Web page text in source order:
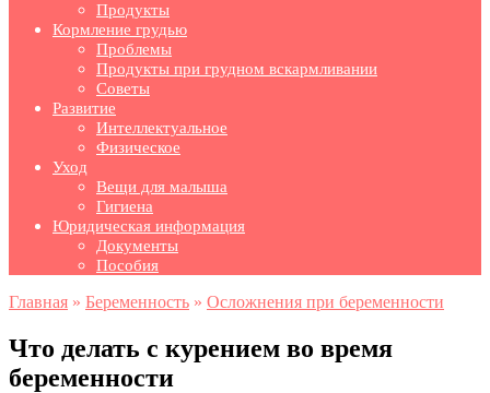
Продукты
Кормление грудью
Проблемы
Продукты при грудном вскармливании
Советы
Развитие
Интеллектуальное
Физическое
Уход
Вещи для малыша
Гигиена
Юридическая информация
Документы
Пособия
Главная » Беременность » Осложнения при беременности
Что делать с курением во время
беременности